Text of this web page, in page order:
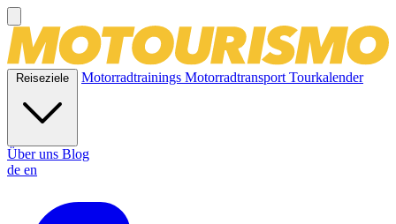
Reiseziele Motorradtrainings MotorradtransportTourkalender
Über uns Blog
de en